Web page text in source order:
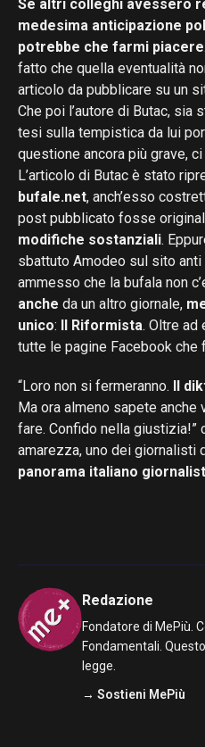
Se altri colleghi avessero
medesima anticipazione
potrebbe che farmi piacere.
fatto che quella eventualità
articolo da pubblicare su un
Che poi l’autore di Butac, sia
tesi sulla tempistica da lui
questione ancora più grave,
L’articolo di Butac è stato
bufale.net, anch’esso
post pubblicato fosse
modifiche sostanziali.
sbattuto Amodeo sul sito anti
ammesso che la bufala non
anche da un altro giornale,
unico: Il Riformista. Oltre ad
tutte le pagine Facebook
“Loro non si fermeranno. Il
Ma ora almeno sapete anche
fare. Confido nella giustizia!”
amarezza, uno dei giornalisti
panorama italiano
Redazione
Fondatore di MePiù.
Fondamentali.
legge.
→ Sostieni MePiù